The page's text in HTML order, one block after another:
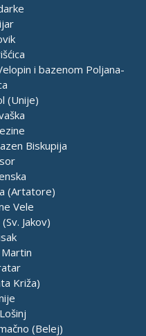
i bazenom Poljana-
(Unije)
Biskupija
(Artatore)
Vele
Jakov)
Križa)
(Belej)